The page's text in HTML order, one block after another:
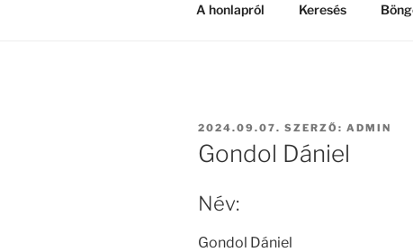
A honlapról Keresés
BEKÜLDVE:
2024.09.07. SZERZŐ: ADMIN
Gondol Dániel
Név:
Gondol Dániel